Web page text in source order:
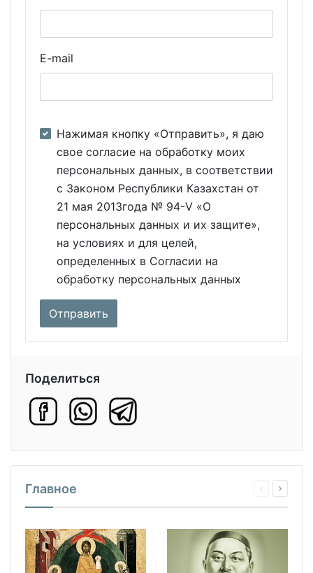
E-mail
Нажимая кнопку «Отправить», я даю
свое согласие на обработку моих
персональных данных, в соответствии
с Законом Республики Казахстан от
21 мая 2013года № 94-V «О
персональных данных и их защите»,
на условиях и для целей,
определенных в Согласии на
обработку персональных данных
Поделиться
Главное